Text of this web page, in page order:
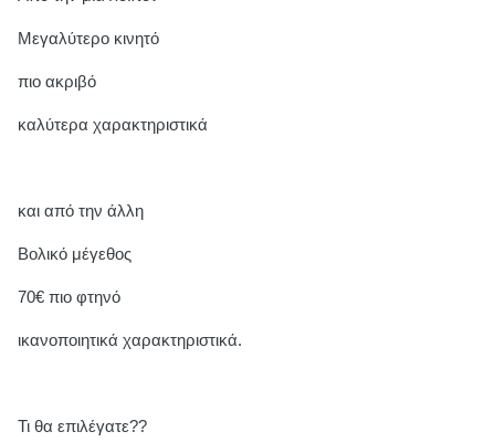
Μεγαλύτερο κινητό
πιο ακριβό
καλύτερα χαρακτηριστικά
και από την άλλη
Βολικό μέγεθος
70€ πιο φτηνό
ικανοποιητικά χαρακτηριστικά.
Τι θα επιλέγατε??